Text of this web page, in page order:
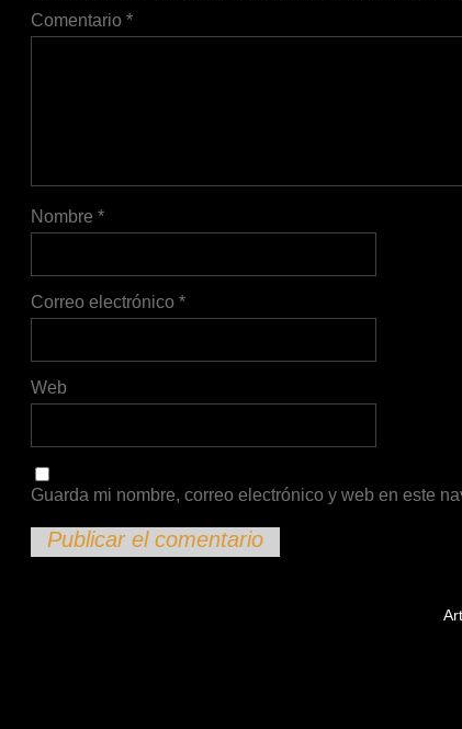
Comentario*
Nombre*
Correo electrónico*
Web
Guarda mi nombre, correo electrónico y web en este